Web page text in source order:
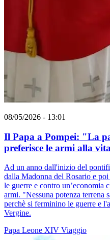
08/05/2026 - 13:01
Il Papa a Pompei: "La
preferisce le armi alla
Ad un anno dall'inizio del
dalla Madonna del Rosario e
le guerre e contro un’economia
armi. "Nessuna potenza terrena
perchè si ferminino le guerre e
Vergine.
Papa Leone XIV Viaggio